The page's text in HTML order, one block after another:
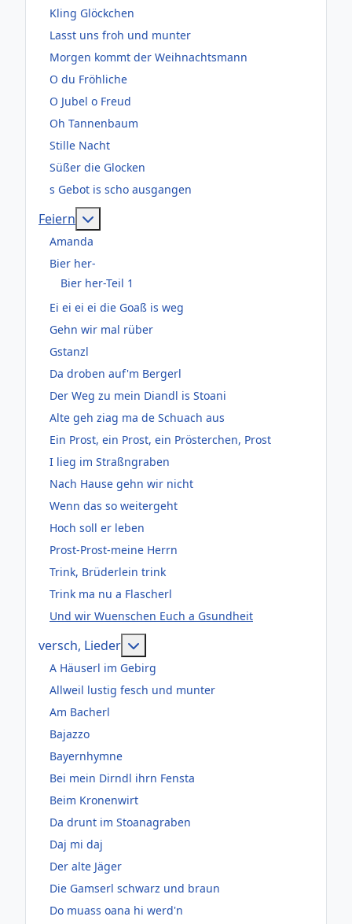
Kling Glöckchen
Lasst uns froh und munter
Morgen kommt der Weihnachtsmann
O du Fröhliche
O Jubel o Freud
Oh Tannenbaum
Stille Nacht
Süßer die Glocken
s Gebot is scho ausgangen
Feiern
Amanda
Bier her-
Bier her-Teil 1
Ei ei ei ei die Goaß is weg
Gehn wir mal rüber
Gstanzl
Da droben auf'm Bergerl
Der Weg zu mein Diandl is Stoani
Alte geh ziag ma de Schuach aus
Ein Prost, ein Prost, ein Prösterchen, Prost
I lieg im Straßngraben
Nach Hause gehn wir nicht
Wenn das so weitergeht
Hoch soll er leben
Prost-Prost-meine Herrn
Trink, Brüderlein trink
Trink ma nu a Flascherl
Und wir Wuenschen Euch a Gsundheit
versch, Lieder
A Häuserl im Gebirg
Allweil lustig fesch und munter
Am Bacherl
Bajazzo
Bayernhymne
Bei mein Dirndl ihrn Fensta
Beim Kronenwirt
Da drunt im Stoanagraben
Daj mi daj
Der alte Jäger
Die Gamserl schwarz und braun
Do muass oana hi werd'n